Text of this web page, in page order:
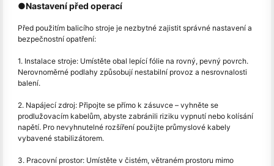
●Nastavení před operací
Před použitím balicího stroje je nezbytné zajistit správné nastavení a
bezpečnostní opatření:
1. Instalace stroje: Umístěte obal lepící fólie na rovný, pevný povrch.
Nerovnoměrné podlahy způsobují nestabilní provoz a nesrovnalosti
balení.
2. Napájecí zdroj: Připojte se přímo k zásuvce – vyhněte se
prodlužovacím kabelům, abyste zabránili riziku vypnutí nebo kolísání
napětí. Pro nevyhnutelné rozšíření použijte průmyslové kabely
vybavené stabilizátorem.
3. Pracovní prostor: Umístěte v čistém, větraném prostoru mimo